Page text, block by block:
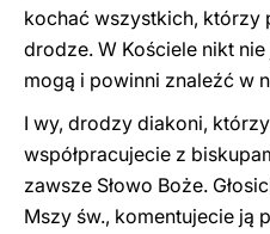
kochać wszystkich, którzy
drodze. W Kościele nikt
mogą i powinni znaleźć w
I wy, drodzy diakoni,
współpracujecie z
zawsze Słowo Boże.
Mszy św., komentujecie ją